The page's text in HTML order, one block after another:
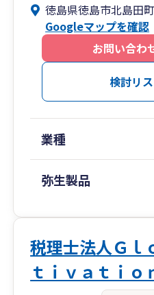
徳島県徳島市北島田
Googleマップを確認
お問い合わ
検討リ
業種
弥生製品
税理士法人Ｇ
ｔｉｖａｔｉｏ